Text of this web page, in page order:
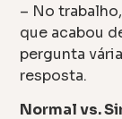
– No
que acabou
pergunta
resposta.
Normal vs.